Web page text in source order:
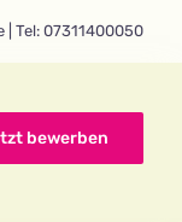
| Tel: 07311400050
bewerben